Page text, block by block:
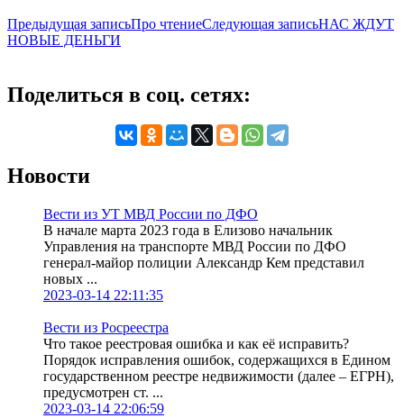
Предыдущая записьПро чтениеСледующая записьНАС ЖДУТ
НОВЫЕ ДЕНЬГИ
Поделиться в соц. сетях:
Новости
Вести из УТ МВД России по ДФО
В начале марта 2023 года в Елизово начальник
Управления на транспорте МВД России по ДФО
генерал-майор полиции Александр Кем представил
новых ...
2023-03-14 22:11:35
Вести из Росреестра
Что такое реестровая ошибка и как её исправить?
Порядок исправления ошибок, содержащихся в Едином
государственном реестре недвижимости (далее – ЕГРН),
предусмотрен ст. ...
2023-03-14 22:06:59